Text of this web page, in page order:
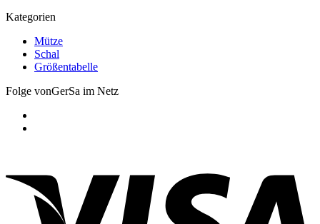
Kategorien
Mütze
Schal
Größentabelle
Folge vonGerSa im Netz